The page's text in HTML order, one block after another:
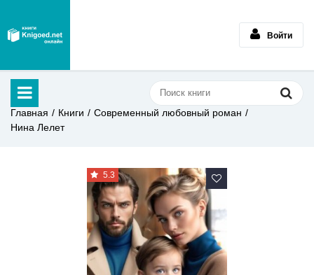
Войти
Главная Книги
Современный любовный роман
Нина Лелет
5.3